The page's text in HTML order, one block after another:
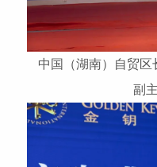
中国（湖南）自贸
副